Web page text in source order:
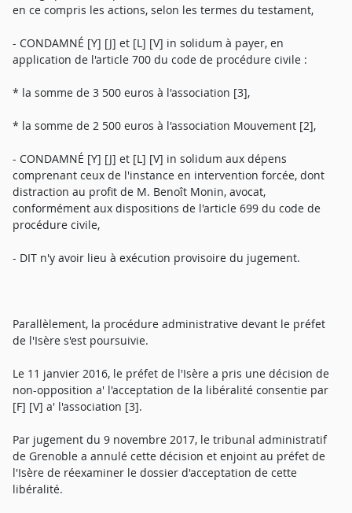
en ce compris les actions, selon les termes du testament,
- CONDAMNÉ [Y] [J] et [L] [V] in solidum à payer, en
application de l'article 700 du code de procédure civile :
* la somme de 3 500 euros à l'association [3],
* la somme de 2 500 euros à l'association Mouvement [2],
- CONDAMNÉ [Y] [J] et [L] [V] in solidum aux dépens
comprenant ceux de l'instance en intervention forcée, dont
distraction au profit de M. Benoît Monin, avocat,
conformément aux dispositions de l'article 699 du code de
procédure civile,
- DIT n'y avoir lieu à exécution provisoire du jugement.
Parallèlement, la procédure administrative devant le préfet
de l'Isère s'est poursuivie.
Le 11 janvier 2016, le préfet de l'Isère a pris une décision de
non-opposition a' l'acceptation de la libéralité consentie par
[F] [V] a' l'association [3].
Par jugement du 9 novembre 2017, le tribunal administratif
de Grenoble a annulé cette décision et enjoint au préfet de
l'Isère de réexaminer le dossier d'acceptation de cette
libéralité.